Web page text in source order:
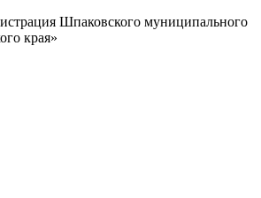
Шпаковского муниципального
края»